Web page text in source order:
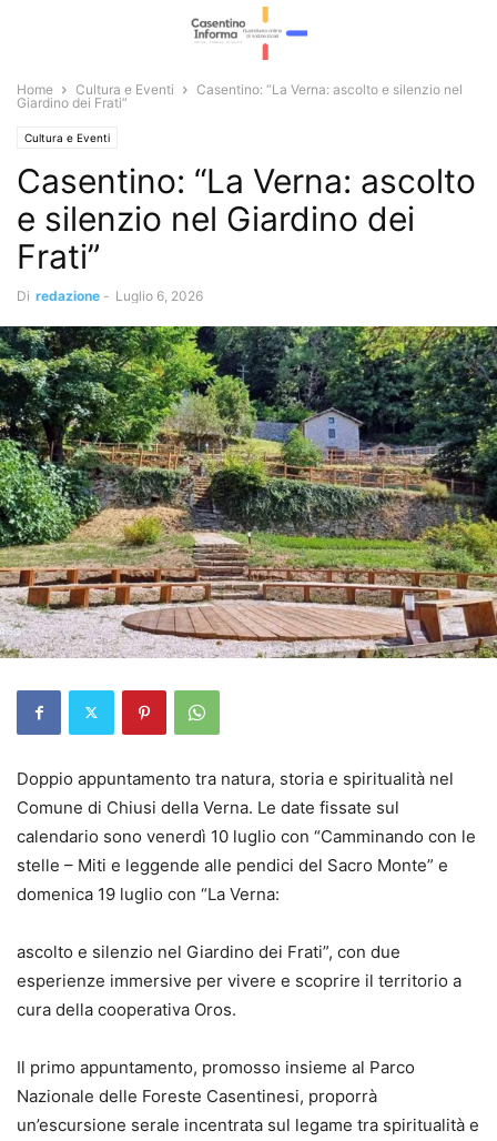
Home Cultura e Eventi
Casentino: “La Verna: ascolto e silenzio nel
Giardino dei Frati”
Cultura e Eventi
Casentino: “La Verna: ascolto
e silenzio nel Giardino dei
Frati”
Di redazione - Luglio 6, 2026
Doppio appuntamento tra natura, storia e spiritualità nel
Comune di Chiusi della Verna. Le date fissate sul
calendario sono venerdì 10 luglio con “Camminando con le
stelle – Miti e leggende alle pendici del Sacro Monte” e
domenica 19 luglio con “La Verna:
ascolto e silenzio nel Giardino dei Frati”, con due
esperienze immersive per vivere e scoprire il territorio a
cura della cooperativa Oros.
Il primo appuntamento, promosso insieme al Parco
Nazionale delle Foreste Casentinesi, proporrà
un’escursione serale incentrata sul legame tra spiritualità e